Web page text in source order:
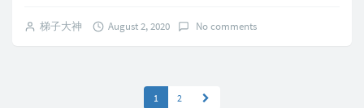
梯子大神 August 2, 2020 No comments
1 2